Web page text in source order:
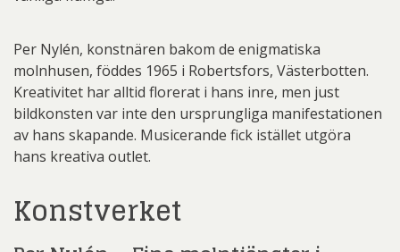
Per Nylén, konstnären bakom de enigmatiska
molnhusen, föddes 1965 i Robertsfors, Västerbotten.
Kreativitet har alltid florerat i hans inre, men just
bildkonsten var inte den ursprungliga manifestationen
av hans skapande. Musicerande fick istället utgöra
hans kreativa outlet.
Konstverket